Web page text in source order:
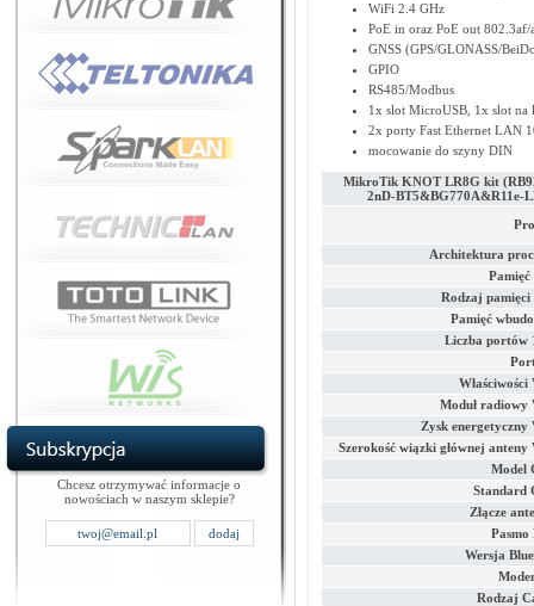
Chcesz otrzymywać informacje o
nowościach w naszym sklepie?
WiFi 2.4 GHz
PoE in oraz PoE out 802.3af/
GNSS (GPS/GLONASS/
GPIO
RS485/Modbus
1x slot MicroUSB, 1x slot na
2x porty Fast Ethernet LAN
mocowanie do szyny DIN
MikroTik KNOT LR8G kit
2nD-BT5&BG770A&R11e-
Architektura
Rodzaj pamięci
Pamięć
Liczba portów
Moduł radiowy
Zysk energetyczny
Szerokość wiązki głównej anteny
Model
Standard
Złącze
Pasmo
Wersja
Rodzaj